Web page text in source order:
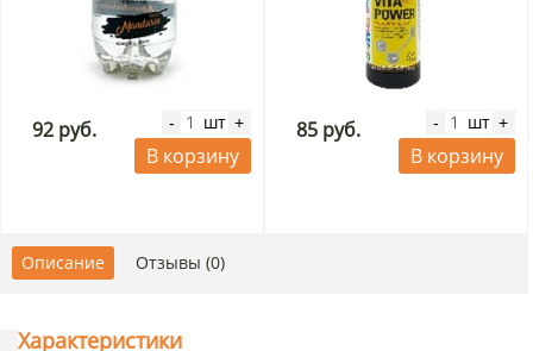
92 руб. - шт +
В корзину
85 руб. - шт +
В корзину
Описание Отзывы (0)
Характеристики